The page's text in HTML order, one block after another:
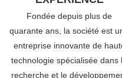
Fondée depuis plus de
quarante ans, la société est
entreprise innovante de
technologie spécialisée dans
recherche et le